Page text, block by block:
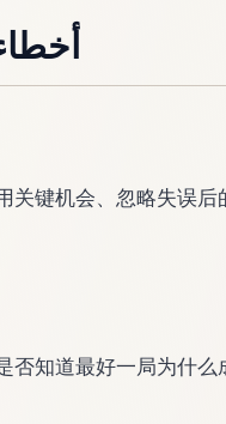
关键机会、忽略失误
否知道最好一局为什